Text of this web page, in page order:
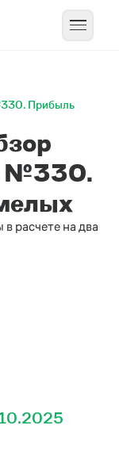
Прибыль
№330.
расчете на два